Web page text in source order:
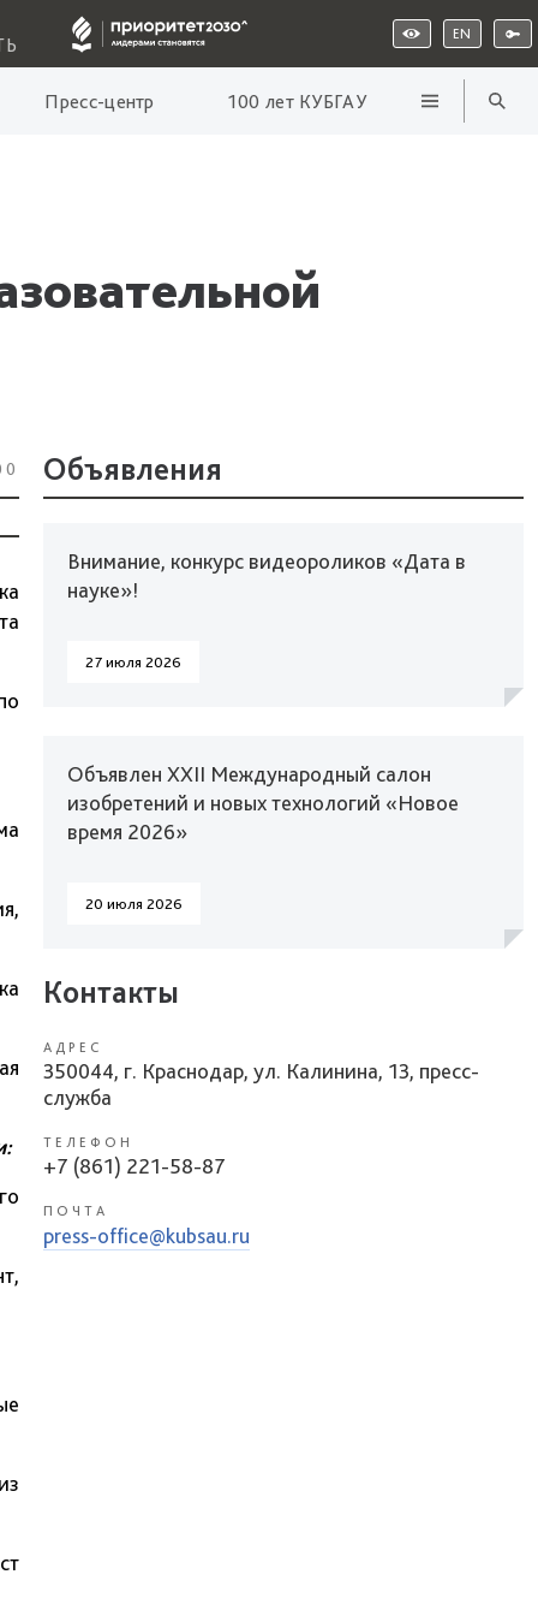
EN
Пресс-центр 100 лет КУБГАУ
Объявления
Внимание, конкурс видеороликов «Дата в
науке»!
27 июля 2026
Объявлен XXII Международный салон
изобретений и новых технологий «Новое
время 2026»
20 июля 2026
Контакты
АДРЕС
350044, г. Краснодар, ул. Калинина, 13, пресс-
служба
ТЕЛЕФОН
+7 (861) 221-58-87
ПОЧТА
press-office@kubsau.ru